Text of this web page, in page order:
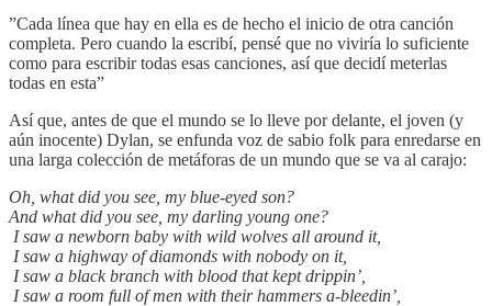
”Cada línea que hay en ella es de hecho el inicio de otra canción
completa. Pero cuando la escribí, pensé que no viviría lo suficiente
como para escribir todas esas canciones, así que decidí meterlas
todas en esta”
Así que, antes de que el mundo se lo lleve por delante, el joven (y
aún inocente) Dylan, se enfunda voz de sabio folk para enredarse en
una larga colección de metáforas de un mundo que se va al carajo:
Oh, what did you see, my blue-eyed son?
And what did you see, my darling young one?
I saw a newborn baby with wild wolves all around it,
I saw a highway of diamonds with nobody on it,
I saw a black branch with blood that kept drippin’,
I saw a room full of men with their hammers a-bleedin’,